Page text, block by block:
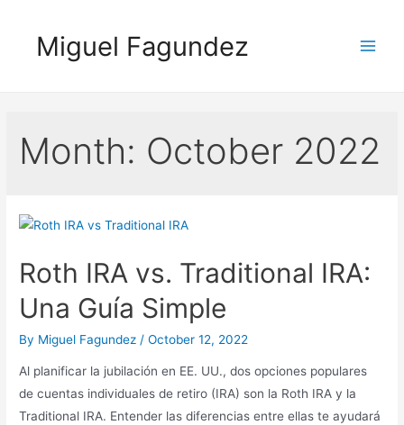
contentMiguel Fagundez
Month: October 2022
Roth IRA vs. Traditional IRA:
Una Guía Simple
By Miguel Fagundez /October 12, 2022
Al planificar la jubilación en EE. UU., dos opciones populares
de cuentas individuales de retiro (IRA) son la Roth IRA y la
Traditional IRA. Entender las diferencias entre ellas te ayudará